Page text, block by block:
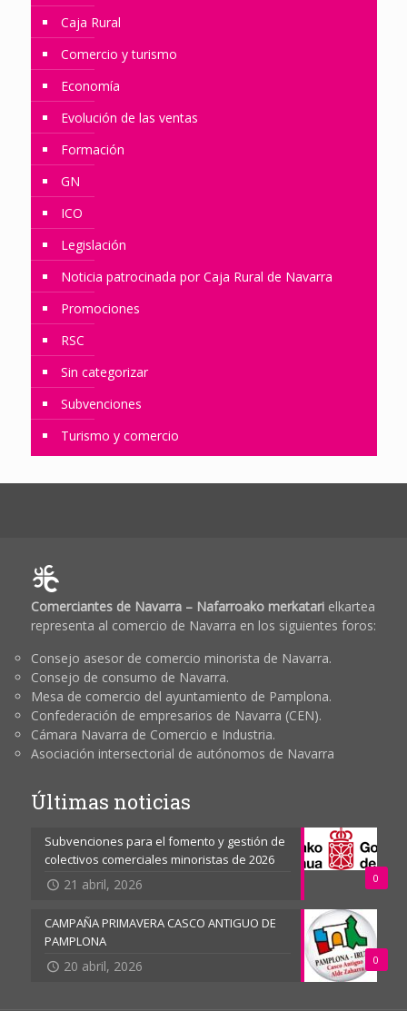
Caja Rural
Comercio y turismo
Economía
Evolución de las ventas
Formación
GN
ICO
Legislación
Noticia patrocinada por Caja Rural de Navarra
Promociones
RSC
Sin categorizar
Subvenciones
Turismo y comercio
Comerciantes de Navarra – Nafarroako merkatarielkartea
representa al comercio de Navarra en los siguientes foros:
Consejo asesor de comercio minorista de Navarra.
Consejo de consumo de Navarra.
Mesa de comercio del ayuntamiento de Pamplona.
Confederación de empresarios de Navarra (CEN).
Cámara Navarra de Comercio e Industria.
Asociación intersectorial de autónomos de Navarra
Últimas noticias
0
Subvenciones para el fomento y gestión de
colectivos comerciales minoristas de 2026
21 abril, 2026
0
CAMPAÑA PRIMAVERA CASCO ANTIGUO DE
PAMPLONA
20 abril, 2026